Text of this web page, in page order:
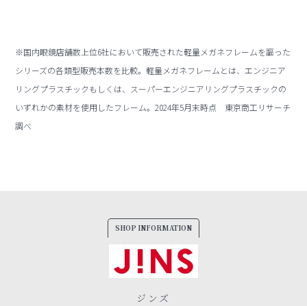
※国内眼鏡店舗数上位6社において販売された軽量メガネフレームを謳った
シリーズの各類型販売本数を比較。軽量メガネフレームとは、エンジニア
リングプラスチックもしくは、スーパーエンジニアリングプラスチックの
いずれかの素材を使用したフレーム。2024年5月末時点 東京商工リサーチ
調べ
SHOP INFORMATION
ジンズ